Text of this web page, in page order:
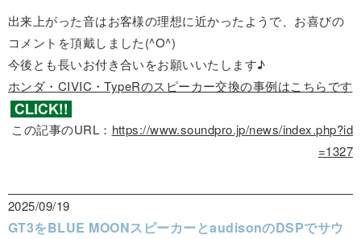
出来上がった音はお客様の理想に近かったようで、お喜びの
コメントを頂戴しました(^O^)
今後とも長いお付き合いをお願いいたします♪
ホンダ・CIVIC・TypeRのスピーカー交換の事例はこちらです
この記事のURL： https://www.soundpro.jp/news/index.php?id
=1327
2025/09/19
GT3をBLUE MOONスピーカーとaudisonのDSPでサウ